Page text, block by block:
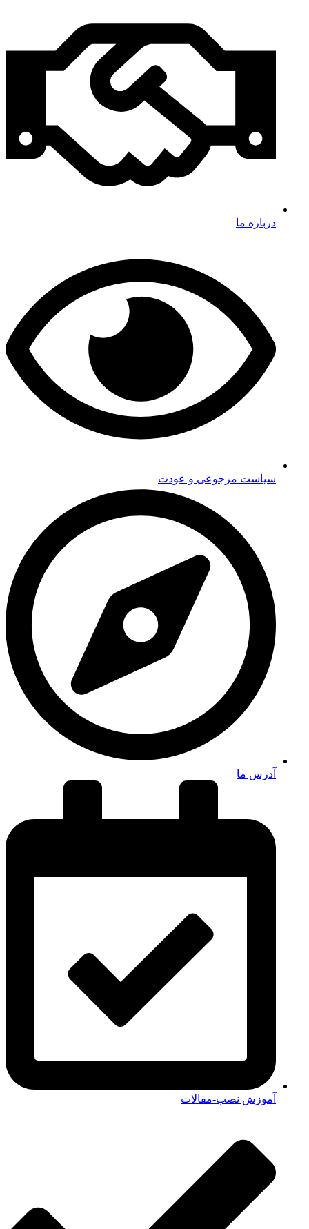
درباره ما
سیاست مرجوعی و عودت
آدرس ما
آموزش نصب-مقالات